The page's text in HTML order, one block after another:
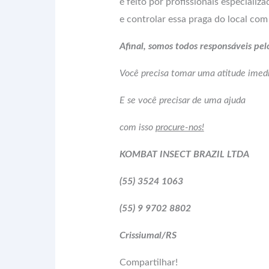
e controlar essa praga do local
Afinal, somos todos responsáveis
Você precisa tomar uma atitude
E se você precisar de uma ajuda
com isso procure-nos!
KOMBAT INSECT BRAZIL LTDA
(55) 3524 1063
(55) 9 9702 8802
Crissiumal/RS
Compartilhar!